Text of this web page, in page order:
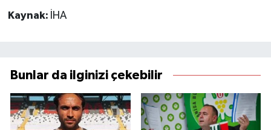
Kaynak: İHA
Bunlar da ilginizi çekebilir